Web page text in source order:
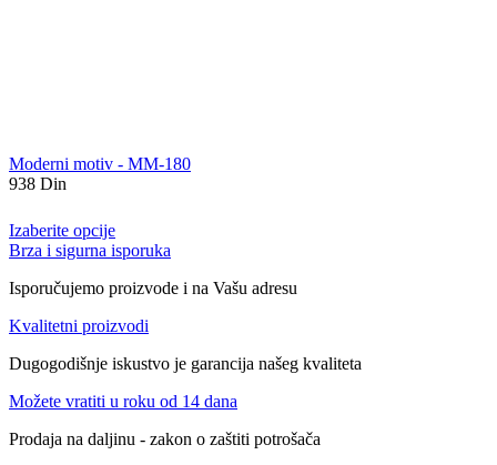
Moderni motiv - MM-180
938 Din
Izaberite opcije
Brza i sigurna isporuka
Isporučujemo proizvode i na Vašu adresu
Kvalitetni proizvodi
Dugogodišnje iskustvo je garancija našeg kvaliteta
Možete vratiti u roku od 14 dana
Prodaja na daljinu - zakon o zaštiti potrošača